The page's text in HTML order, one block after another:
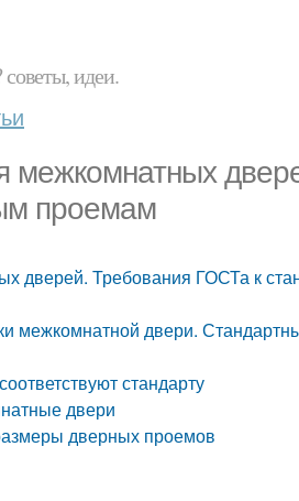
советы, идеи.
межкомнатных
проемам
дверей. Требования ГОСТа к
межкомнатной двери.
стандарту
двери
дверных проемов